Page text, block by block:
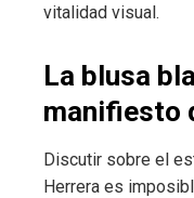
vitalidad visual.
La blusa
manifiesto
Discutir sobre el
Herrera es